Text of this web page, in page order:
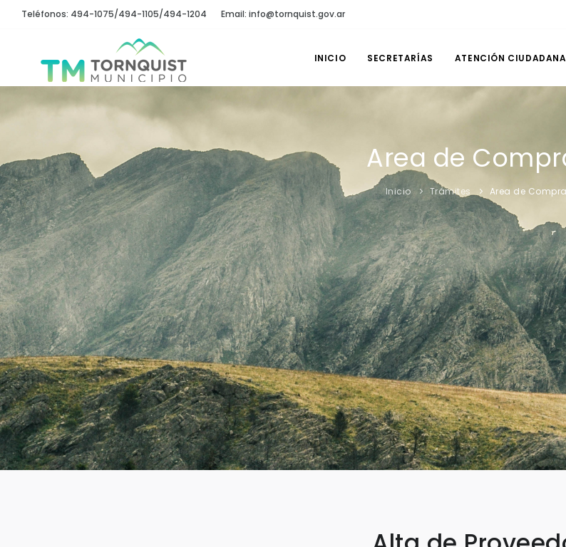
Teléfonos: 494-1075/494-1105/494-1204 Email: info@tornquist.gov.ar
INICIO SECRETARÍAS ATENCIÓN CIUDADANA
Area de
Inicio Trámites Area de